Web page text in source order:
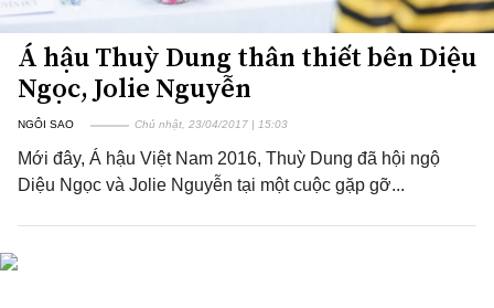
Á hậu Thuỳ Dung thân thiết bên Diệu
Ngọc, Jolie Nguyễn
NGÔI SAO Chủ nhật, 23/04/2017 | 15:03
Mới đây, Á hậu Việt Nam 2016, Thuỳ Dung đã hội ngộ
Diệu Ngọc và Jolie Nguyễn tại một cuộc gặp gỡ...